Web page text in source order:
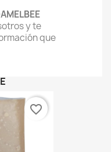
y te
que
favorite_border